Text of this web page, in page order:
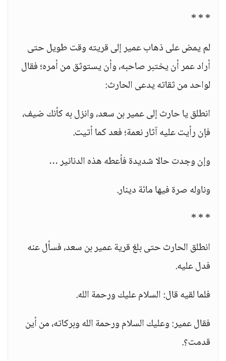
* * *
لم يمض على ذهاب عمير إلى قريته وقت طويل حتى
أراد عمر أن يختبر صاحبه، وأن يستوثق من أمره؛ فقال
لواحد من ثقاته يدعى الحارث:
انطلق يا حارث إلى عمير بن سعد، وانزل به كأنك ضيف،
فإن رأيت عليه آثار نعمة؛ فعد كما أتيت.
وإن وجدت حالا شديدة فأعطه هذه الدنانير …
وناوله صرة فيها مائة دينار.
* * *
انطلق الحارث حتى بلغ قرية عمير بن سعد، فسأل عنه
فدل عليه.
فلما لقيه قال: السلام عليك ورحمة الله.
فقال عمير: وعليك السلام ورحمة الله وبركاته، من أين
قدمت؟.